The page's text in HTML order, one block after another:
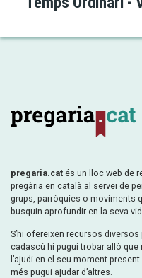
pregaria.cat és un lloc web de
pregària en català al servei de
grups, parròquies o moviments
busquin aprofundir en la seva
S’hi ofereixen recursos diversos
cadascú hi pugui trobar allò que
l’ajudi en el seu moment
més pugui ajudar d’altres.